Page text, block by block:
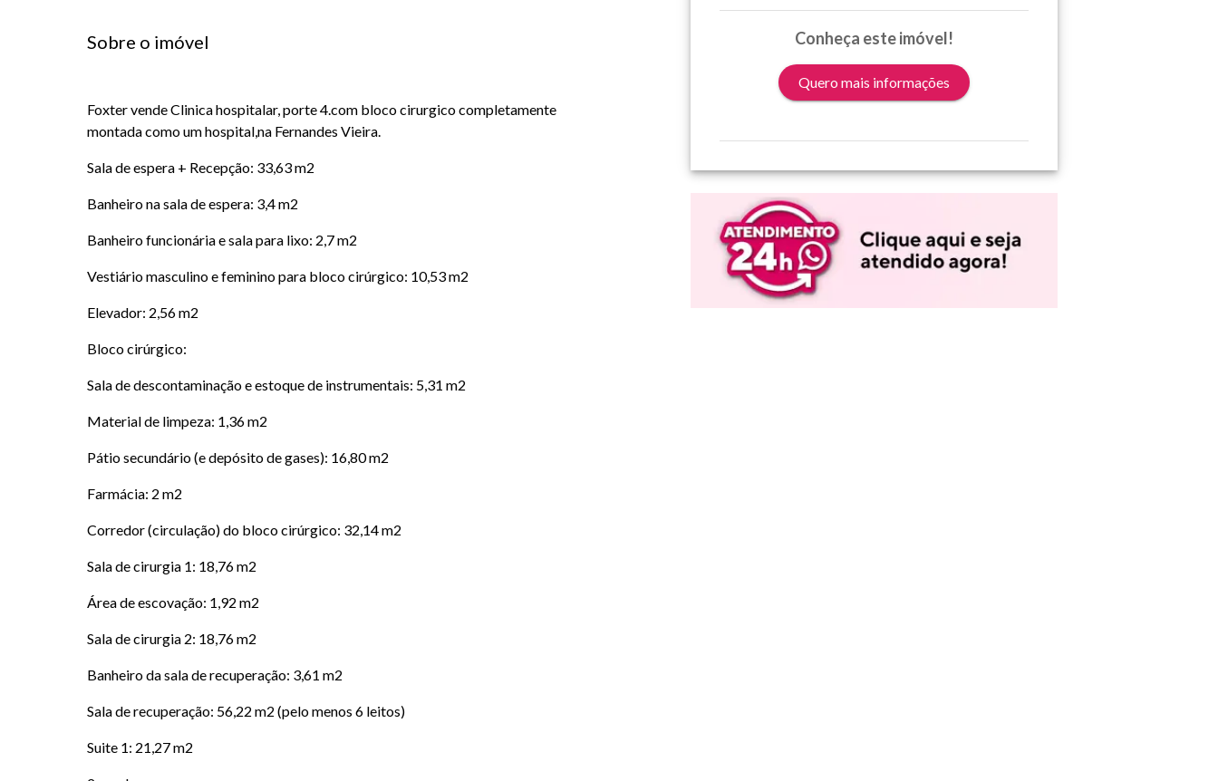
Sobre o imóvel
Foxter vende Clinica hospitalar, porte 4.com bloco cirurgico completamente
montada como um hospital,na Fernandes Vieira.
Sala de espera + Recepção: 33,63 m2
Banheiro na sala de espera: 3,4 m2
Banheiro funcionária e sala para lixo: 2,7 m2
Vestiário masculino e feminino para bloco cirúrgico: 10,53 m2
Elevador: 2,56 m2
Bloco cirúrgico:
Sala de descontaminação e estoque de instrumentais: 5,31 m2
Material de limpeza: 1,36 m2
Pátio secundário (e depósito de gases): 16,80 m2
Farmácia: 2 m2
Corredor (circulação) do bloco cirúrgico: 32,14 m2
Sala de cirurgia 1: 18,76 m2
Área de escovação: 1,92 m2
Sala de cirurgia 2: 18,76 m2
Banheiro da sala de recuperação: 3,61 m2
Sala de recuperação: 56,22 m2 (pelo menos 6 leitos)
Suite 1: 21,27 m2
Conheça este imóvel!
Quero mais informações